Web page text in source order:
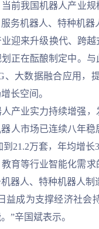
前我国机器人产业
务机器人、特种机器
来升级换代、跨越
正在酝酿制定中。
、大数据融合应用，
长空间。
业实力持续增强，
人市场已连续八年稳
21.2万套，年均增长
等行业智能化需求
器人、特种机器人制
成为支撑经济社会持
”辛国斌表示。